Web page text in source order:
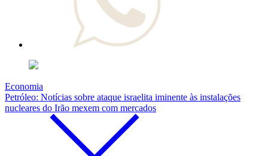
Economia
Petróleo: Notícias sobre ataque israelita iminente às instalações
nucleares do Irão mexem com mercados